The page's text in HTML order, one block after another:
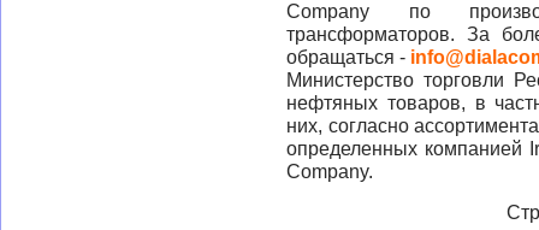
Company по
трансформаторов. За
обращаться -
Министерство торговли
нефтяных товаров, в
них, согласно
определенных компанией
Company.